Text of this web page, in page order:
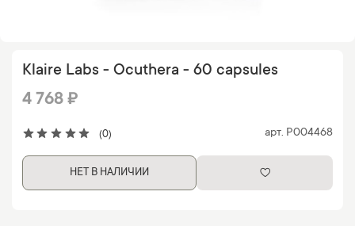
(0) арт. P004468
Klaire Labs - Ocuthera - 60 capsules
4 768 ₽
НЕТ В НАЛИЧИИ